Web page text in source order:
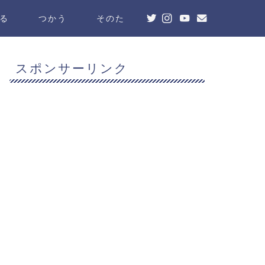
つかう そのた
スポンサーリンク